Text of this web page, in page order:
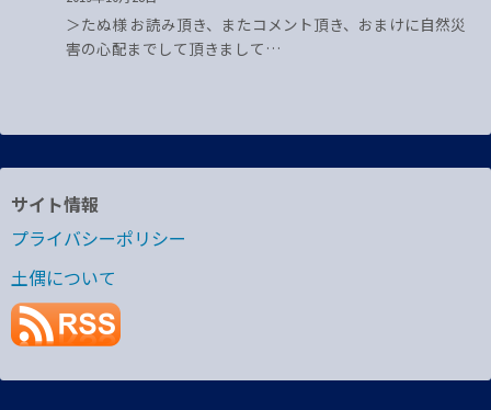
＞たぬ様 お読み頂き、またコメント頂き、おまけに自然災
害の心配までして頂きまして…
サイト情報
プライバシーポリシー
土偶について